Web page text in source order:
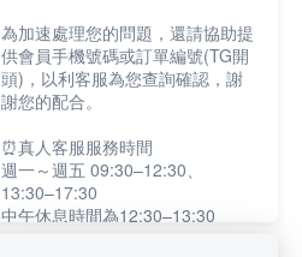
為加速處理您的問題，還請協助提
供會員手機號碼或訂單編號(TG開
頭)，以利客服為您查詢確認，謝
謝您的配合。
⏰真人客服服務時間
週一～週五 09:30–12:30、
13:30–17:30
中午休息時間為12:30–13:30